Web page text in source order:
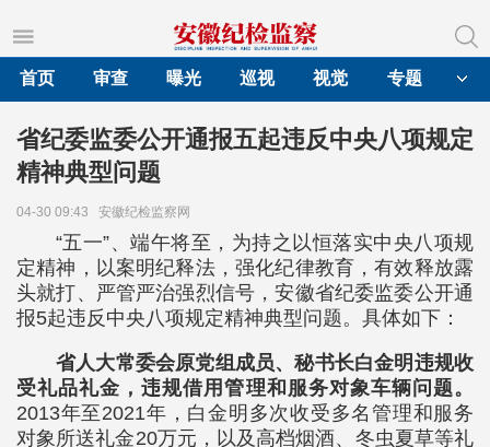
首页
审查 曝光 巡视 视觉 专题
省纪委监委公开通报五起违反中央八项规定
精神典型问题
04-30 09:43 安徽纪检监察网
“五一”、端午将至，为持之以恒落实中央八项规
定精神，以案明纪释法，强化纪律教育，有效释放露
头就打、严管严治强烈信号，安徽省纪委监委公开通
报5起违反中央八项规定精神典型问题。具体如下：
省人大常委会原党组成员、秘书长白金明违规收
受礼品礼金，违规借用管理和服务对象车辆问题。
2013年至2021年，白金明多次收受多名管理和服务
对象所送礼金20万元，以及高档烟酒、冬虫夏草等礼